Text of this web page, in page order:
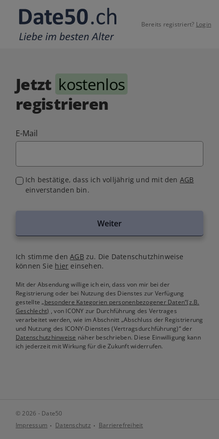
Bereits registriert? Login
Jetzt kostenlos
registrieren
E-Mail
Ich bestätige, dass ich volljährig und mit den AGB
einverstanden bin.
Weiter
Ich stimme denAGB zu. Die Datenschutzhinweise
können Sie hier einsehen.
Mit der Absendung willige ich ein, dass von mir bei der
Registrierung oder bei Nutzung des Dienstes zur Verfügung
gestellte„besondere Kategorien personenbezogener Daten“(z.B.
Geschlecht) , von ICONY zur Durchführung des Vertrages
verarbeitet werden, wie im Abschnitt „Abschluss der Registrierung
und Nutzung des ICONY-Dienstes (Vertragsdurchführung)“ der
Datenschutzhinweise näher beschrieben. Diese Einwilligung kann
ich jederzeit mit Wirkung für die Zukunft widerrufen.
© 2026 - Date50
Impressum
Datenschutz Barrierefreiheit